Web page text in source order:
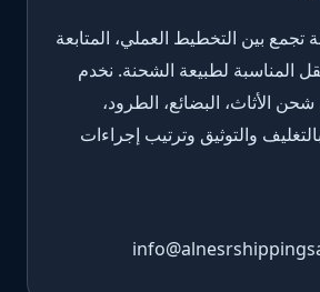
بين التخطيط العملي، المتابعة
المناسبة لطبيعة الشحنة. نخدم
الأثاث، البضائع، الطرود،
والتوثيق وترتيب إجراءات